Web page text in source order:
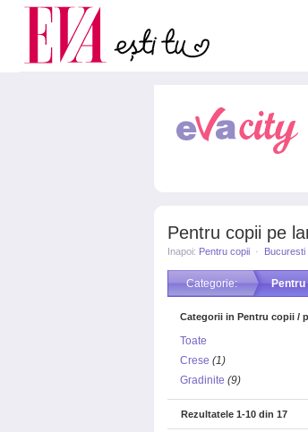
Pentru copii pe
Inapoi: Pentru copii · Bucuresti
Categorie:
Categorii in Pentru copii /
Toate
Crese (1)
Gradinite (9)
Rezultatele 1-10 din 17
Carieră
Actualitate